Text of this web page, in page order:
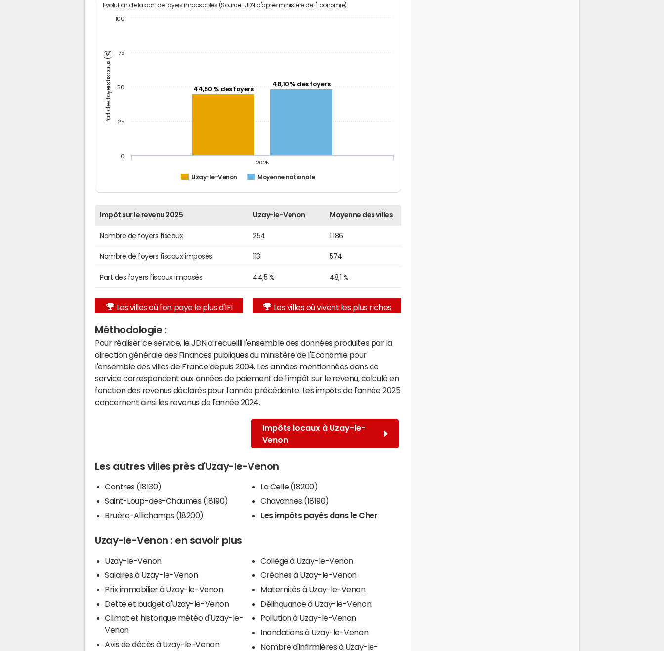
Part des foyers fiscaux (%)
Evolution de la part de foyers imposables (Source : JDN d'après ministère de l'Economie)
44,50 % des foyers
48,10 % des foyers
Uzay-le-Venon Moyenne nationale
2025
0
25
50
75
100
Impôt sur le revenu 2025 Uzay-le-Venon Moyenne des villes
Nombre de foyers fiscaux 254 1 186
Nombre de foyers fiscaux imposés 113 574
Part des foyers fiscaux imposés 44,5 % 48,1 %
Les villes où l'on paye le plus d'IFI Les villes où vivent les plus riches
Méthodologie :
Pour réaliser ce service, le JDN a recueilli l'ensemble des données produites par la
direction générale des Finances publiques du ministère de l'Economie pour
l'ensemble des villes de France depuis 2004. Les années mentionnées dans ce
service correspondent aux années de paiement de l'impôt sur le revenu, calculé en
fonction des revenus déclarés pour l'année précédente. Les impôts de l'année 2025
concernent ainsi les revenus de l'année 2024.
Impôts locaux à Uzay-le-
Venon
Les autres villes près d'Uzay-le-Venon
Contres (18130)
Saint-Loup-des-Chaumes (18190)
Bruère-Allichamps (18200)
La Celle (18200)
Chavannes (18190)
Les impôts payés dans le Cher
Uzay-le-Venon : en savoir plus
Uzay-le-Venon
Salaires à Uzay-le-Venon
Prix immobilier à Uzay-le-Venon
Dette et budget d'Uzay-le-Venon
Climat et historique météo d'Uzay-le-
Venon
Avis de décès à Uzay-le-Venon
Collège à Uzay-le-Venon
Crèches à Uzay-le-Venon
Maternités à Uzay-le-Venon
Délinquance à Uzay-le-Venon
Pollution à Uzay-le-Venon
Inondations à Uzay-le-Venon
Nombre d'infirmières à Uzay-le-